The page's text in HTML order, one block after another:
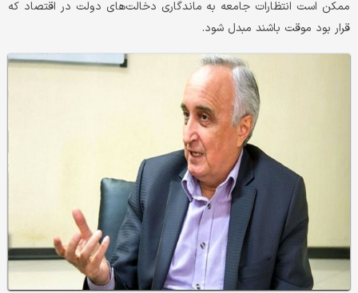
ممکن است انتظارات جامعه به ماندگاری دخالت‌های دولت در اقتصاد که
قرار بود موقت باشند مبدل شود.